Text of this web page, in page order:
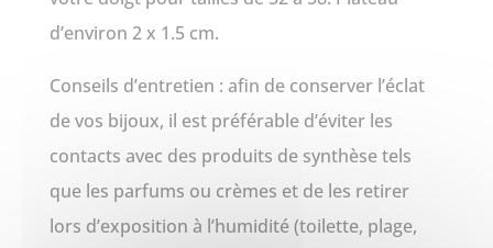
d’environ 2 x 1.5 cm.
Conseils d’entretien : afin de conserver l’éclat
de vos bijoux, il est préférable d’éviter les
contacts avec des produits de synthèse tels
que les parfums ou crèmes et de les retirer
lors d’exposition à l’humidité (toilette, plage,